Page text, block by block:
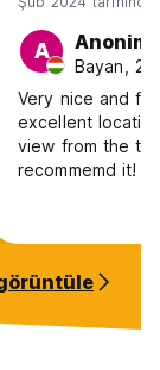
A Anonim
Bayan,
Very nice and
excellent
view from the
recommemd it!